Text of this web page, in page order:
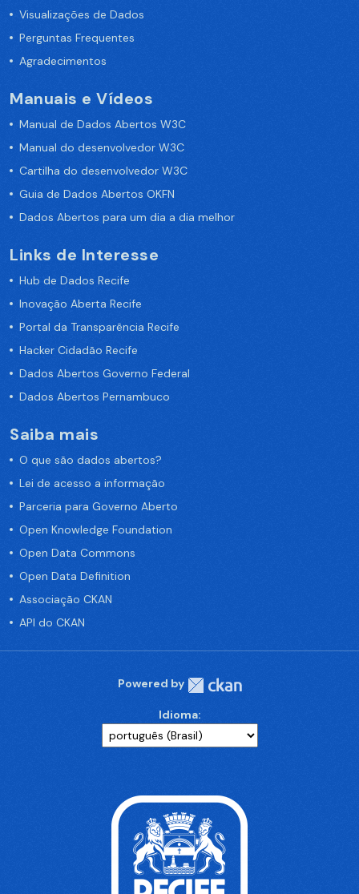
Visualizações de Dados
Perguntas Frequentes
Agradecimentos
Manuais e Vídeos
Manual de Dados Abertos W3C
Manual do desenvolvedor W3C
Cartilha do desenvolvedor W3C
Guia de Dados Abertos OKFN
Dados Abertos para um dia a dia melhor
Links de Interesse
Hub de Dados Recife
Inovação Aberta Recife
Portal da Transparência Recife
Hacker Cidadão Recife
Dados Abertos Governo Federal
Dados Abertos Pernambuco
Saiba mais
O que são dados abertos?
Lei de acesso a informação
Parceria para Governo Aberto
Open Knowledge Foundation
Open Data Commons
Open Data Definition
Associação CKAN
API do CKAN
Powered by
Idioma